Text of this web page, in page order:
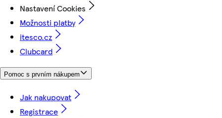
Nastavení Cookies
Možnosti platby
itesco.cz
Clubcard
Pomoc s prvním nákupem
Jak nakupovat
Registrace